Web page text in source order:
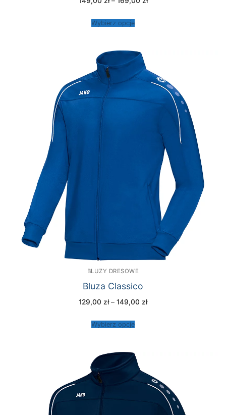
Wybierz opcje
BLUZY DRESOWE
Bluza Classico
129,00 zł – 149,00 złZakres
Wybierz opcje